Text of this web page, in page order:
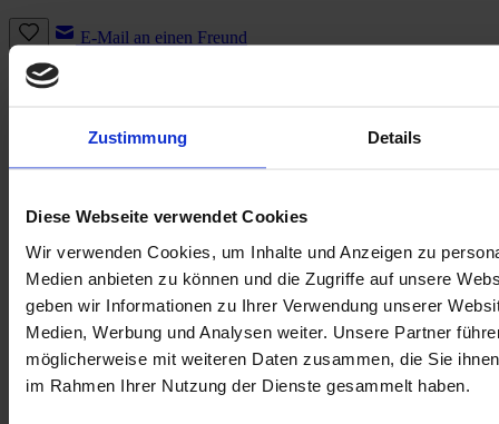
Zustimmung Details
Diese Webseite verwendet Cookies
Wir verwenden Cookies, um Inhalte und Anzeigen zu
Medien anbieten zu können und die Zugriffe auf unsere
geben wir Informationen zu Ihrer Verwendung unserer
Medien, Werbung und Analysen weiter. Unsere Partner
möglicherweise mit weiteren Daten zusammen, die Sie
im Rahmen Ihrer Nutzung der Dienste gesammelt haben.
E-Mail an einen Freund
Beschreibung
Einzelsticker zur EM der Frauen 2025
2025
Für alle, die Fußball lieben – und Kunst genauso. Das tschutti
heftli
zur Frauen-EM 2025 bringt dir keine gewöhnlichen
Spielerinnenporträts, sondern echte Illustrationen von internationalen
Künstler*innen, die den Fußball auf ihre ganz eigene Art feiern – kreativ,
frech, empowernd.
Sammler:innen aus der Schweiz ist das aus Luzern stammendetschutti
heftli Fußball-Sammelalbum bereits seit 2008 ein Begriff. Und auch immer